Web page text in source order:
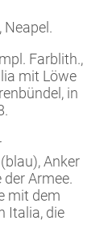
Neapel.
Farblith.,
mit Löwe
in
Anker
Armee.
mit dem
Italia, die